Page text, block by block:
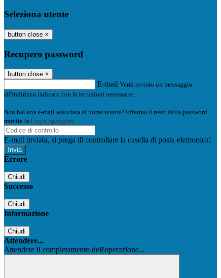
Seleziona utente
button close ×
Recupero password
button close ×
E-mail Verrà inviato un messaggio
all'indirizzo indicato con le istruzioni necessarie.
Non hai una e-mail associata al nome utente? Effettua il reset della password
tramite la Login Spaggiari
E-mail inviata, si prega di controllare la casella di posta elettronica!
Errore
Chiudi
Successo
Chiudi
Informazione
Chiudi
Attendere...
Attendere il completamento dell'operazione...